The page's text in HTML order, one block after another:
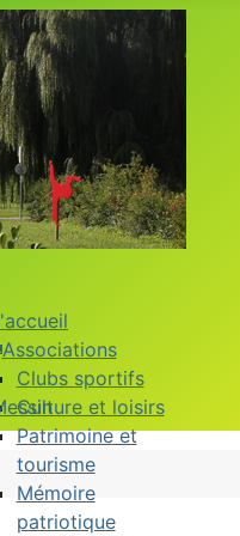
Associations
Clubs sportifs
Culture et loisirs
Patrimoine et
tourisme
Mémoire
patriotique